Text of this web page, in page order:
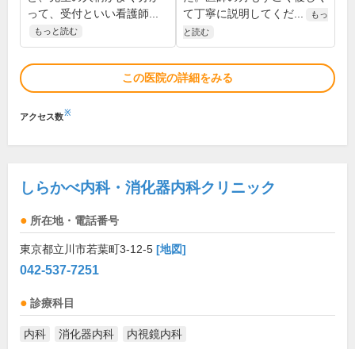
って、受付といい看護師...
もっと読む
て丁寧に説明してくだ...
もっ
と読む
この医院の詳細をみる
アクセス数※
しらかべ内科・消化器内科クリニック
所在地・電話番号
東京都立川市若葉町3-12-5 [地図]
042-537-7251
診療科目
内科 消化器内科 内視鏡内科